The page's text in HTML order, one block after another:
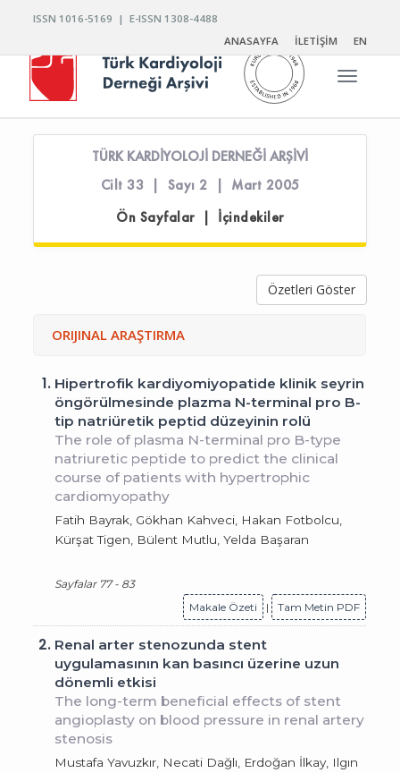
ISSN 1016-5169 | E-ISSN 1308-4488
ANASAYFA
İLETİŞİM EN
Toggle
TÜRK KARDİYOLOJİ DERNEĞİ ARŞİVİ
Cilt 33 | Sayı 2 | Mart 2005
Ön Sayfalar | İçindekiler
Özetleri Göster
ORIJINAL ARAŞTIRMA
1. Hipertrofik kardiyomiyopatide klinik seyrin
öngörülmesinde plazma N-terminal pro B-
tip natriüretik peptid düzeyinin rolü
The role of plasma N-terminal pro B-type
natriuretic peptide to predict the clinical
course of patients with hypertrophic
cardiomyopathy
Fatih Bayrak, Gökhan Kahveci, Hakan Fotbolcu,
Kürşat Tigen, Bülent Mutlu, Yelda Başaran
Sayfalar 77 - 83
Makale Özeti
| Tam Metin PDF
2. Renal arter stenozunda stent
uygulamasının kan basıncı üzerine uzun
dönemli etkisi
The long-term beneficial effects of stent
angioplasty on blood pressure in renal artery
stenosis
Mustafa Yavuzkır, Necati Dağlı, Erdoğan İlkay, Ilgın